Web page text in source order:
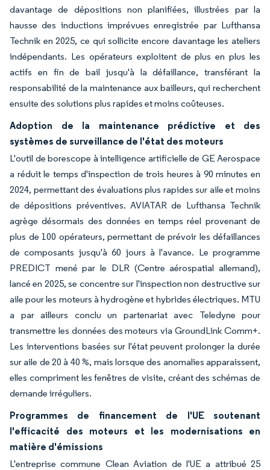
davantage de dépositions non planifiées, illustrées par la
hausse des inductions imprévues enregistrée par Lufthansa
Technik en 2025, ce qui sollicite encore davantage les ateliers
indépendants. Les opérateurs exploitent de plus en plus les
actifs en fin de bail jusqu'à la défaillance, transférant la
responsabilité de la maintenance aux bailleurs, qui recherchent
ensuite des solutions plus rapides et moins coûteuses.
Adoption de la maintenance prédictive et des
systèmes de surveillance de l'état des moteurs
L'outil de borescope à intelligence artificielle de GE Aerospace
a réduit le temps d'inspection de trois heures à 90 minutes en
2024, permettant des évaluations plus rapides sur aile et moins
de dépositions préventives. AVIATAR de Lufthansa Technik
agrège désormais des données en temps réel provenant de
plus de 100 opérateurs, permettant de prévoir les défaillances
de composants jusqu'à 60 jours à l'avance. Le programme
PREDICT mené par le DLR (Centre aérospatial allemand),
lancé en 2025, se concentre sur l'inspection non destructive sur
aile pour les moteurs à hydrogène et hybrides électriques. MTU
a par ailleurs conclu un partenariat avec Teledyne pour
transmettre les données des moteurs via GroundLink Comm+.
Les interventions basées sur l'état peuvent prolonger la durée
sur aile de 20 à 40 %, mais lorsque des anomalies apparaissent,
elles compriment les fenêtres de visite, créant des schémas de
demande irréguliers.
Programmes de financement de l'UE soutenant
l'efficacité des moteurs et les modernisations en
matière d'émissions
L'entreprise commune Clean Aviation de l'UE a attribué 25